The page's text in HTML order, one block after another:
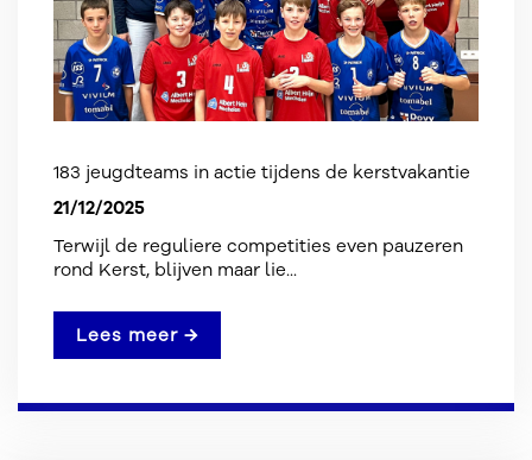
183 jeugdteams in actie tijdens de kerstvakantie
21/12/2025
Terwijl de reguliere competities even pauzeren
rond Kerst, blijven maar lie...
Lees meer →